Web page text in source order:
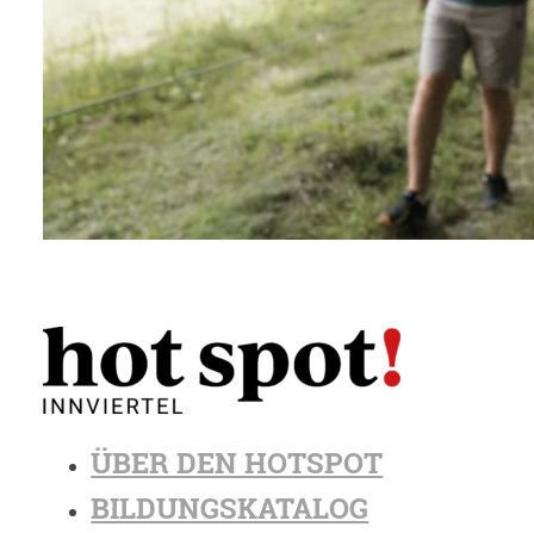
ÜBER DEN HOTSPOT
BILDUNGSKATALOG